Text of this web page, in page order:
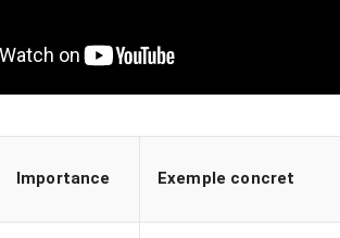
Importance Exemple concret